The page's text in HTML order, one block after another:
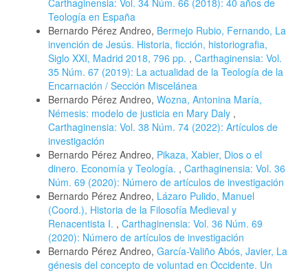
Carthaginensia: Vol. 34 Núm. 66 (2018): 40 años de
Teología en España
Bernardo Pérez Andreo, Bermejo Rubio, Fernando, La
invención de Jesús. Historia, ficción, historiografia,
Siglo XXI, Madrid 2018, 796 pp. , Carthaginensia: Vol.
35 Núm. 67 (2019): La actualidad de la Teología de la
Encarnación / Sección Miscelánea
Bernardo Pérez Andreo, Wozna, Antonina María,
Némesis: modelo de justicia en Mary Daly ,
Carthaginensia: Vol. 38 Núm. 74 (2022): Artículos de
investigación
Bernardo Pérez Andreo, Pikaza, Xabier, Dios o el
dinero. Economía y Teología. , Carthaginensia: Vol. 36
Núm. 69 (2020): Número de artículos de investigación
Bernardo Pérez Andreo, Lázaro Pulido, Manuel
(Coord.), Historia de la Filosofía Medieval y
Renacentista I. , Carthaginensia: Vol. 36 Núm. 69
(2020): Número de artículos de investigación
Bernardo Pérez Andreo, García-Valiño Abós, Javier, La
génesis del concepto de voluntad en Occidente. Un